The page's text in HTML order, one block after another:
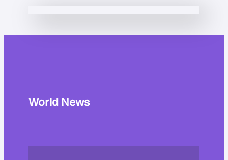
World News